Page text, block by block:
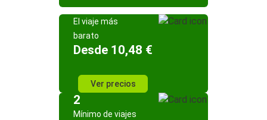
El viaje más
barato
Desde 10,48 €
Ver precios
2
Mínimo de viajes